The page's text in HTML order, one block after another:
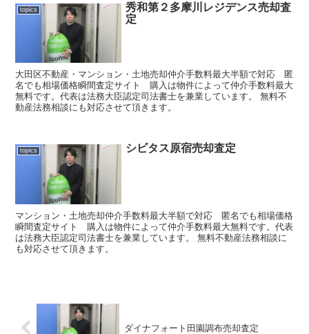
topics
秀和第２多摩川レジデンス売却査
定
大田区不動産・マンション・土地売却仲介手数料最大半額で対応 匿
名でも相場価格瞬間査定サイト 購入は物件によって仲介手数料最大
無料です。代表は法務大臣認定司法書士を兼業しています。 無料不
動産法務相談にも対応させて頂きます。
topics シビタス原宿売却査定
マンション・土地売却仲介手数料最大半額で対応 匿名でも相場価格
瞬間査定サイト 購入は物件によって仲介手数料最大無料です。代表
は法務大臣認定司法書士を兼業しています。 無料不動産法務相談に
も対応させて頂きます。
ダイナフォート田園調布売却査定